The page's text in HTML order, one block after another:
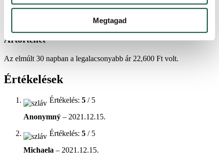
Megtagad
Szín szín – krémszínű-bordó
Ártörténet
Az elmúlt 30 napban a legalacsonyabb ár 22,600 Ft volt.
Értékelések
Értékelés: 5 / 5
Anonymný – 2021.12.15.
Értékelés: 5 / 5
Michaela – 2021.12.15.